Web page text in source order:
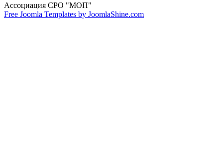
Ассоциация СРО "МОП"
Free Joomla Templates by JoomlaShine.com